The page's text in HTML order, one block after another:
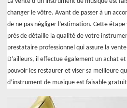
changer le vôtre. Avant de passer à un
de ne pas négliger l’estimation. Cette
près de détaille la qualité de votre
prestataire professionnel qui assure la
D’ailleurs, il effectue également un achat
pouvoir les restaurer et viser sa meilleure
d’instrument de musique est faisable